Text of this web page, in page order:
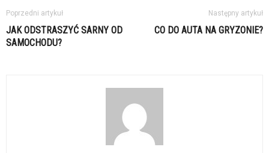
Poprzedni artykuł
JAK ODSTRASZYĆ SARNY OD
SAMOCHODU?
Następny artykuł
CO DO AUTA NA GRYZONIE?